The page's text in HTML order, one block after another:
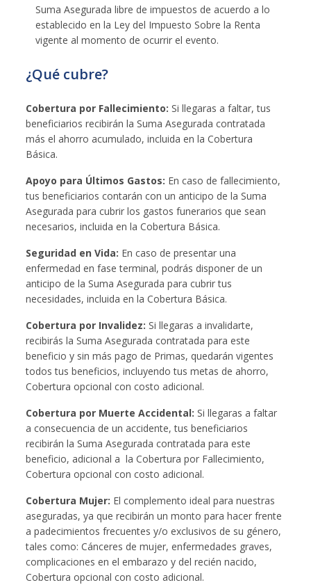
Suma Asegurada libre de impuestos de acuerdo a lo
establecido en la Ley del Impuesto Sobre la Renta
vigente al momento de ocurrir el evento.
¿Qué cubre?
Cobertura por Fallecimiento: Si llegaras a faltar, tus
beneficiarios recibirán la Suma Asegurada contratada
más el ahorro acumulado, incluida en la Cobertura
Básica.
Apoyo para Últimos Gastos: En caso de fallecimiento,
tus beneficiarios contarán con un anticipo de la Suma
Asegurada para cubrir los gastos funerarios que sean
necesarios, incluida en la Cobertura Básica.
Seguridad en Vida: En caso de presentar una
enfermedad en fase terminal, podrás disponer de un
anticipo de la Suma Asegurada para cubrir tus
necesidades, incluida en la Cobertura Básica.
Cobertura por Invalidez: Si llegaras a invalidarte,
recibirás la Suma Asegurada contratada para este
beneficio y sin más pago de Primas, quedarán vigentes
todos tus beneficios, incluyendo tus metas de ahorro,
Cobertura opcional con costo adicional.
Cobertura por Muerte Accidental: Si llegaras a faltar
a consecuencia de un accidente, tus beneficiarios
recibirán la Suma Asegurada contratada para este
beneficio, adicional a la Cobertura por Fallecimiento,
Cobertura opcional con costo adicional.
Cobertura Mujer: El complemento ideal para nuestras
aseguradas, ya que recibirán un monto para hacer frente
a padecimientos frecuentes y/o exclusivos de su género,
tales como: Cánceres de mujer, enfermedades graves,
complicaciones en el embarazo y del recién nacido,
Cobertura opcional con costo adicional.